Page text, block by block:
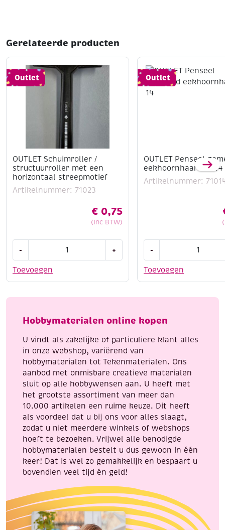
Gerelateerde producten
Outlet
OUTLET Schuimroller /
structuurroller met een
horizontaal streepmotief
Artikelnummer: 71023
€ 0,75
(Inc BTW)
Toevoegen
-
/
een
streepmotief
+
Outlet
OUTLET Penseel
eekhoornhaar no. 14
Artikelnummer:
Toevoegen
-
gemengd
14
Hobbymaterialen online kopen
U vindt als zakelijke of particuliere klant alles
in onze webshop, variërend van
hobbymaterialen tot Tekenmaterialen. Ons
aanbod met onmisbare creatieve materialen
sluit op alle hobbywensen aan. U heeft met
het grootste assortiment van meer dan
10.000 artikelen een ruime keuze. Dit heeft
als voordeel dat u bij ons voor alles slaagt,
zodat u niet meerdere winkels of webshops
hoeft te bezoeken. Vrijwel alle benodigde
hobbymaterialen bestelt u dus gewoon in één
keer! Dat is wel zo gemakkelijk en bespaart u
bovendien veel tijd én geld!